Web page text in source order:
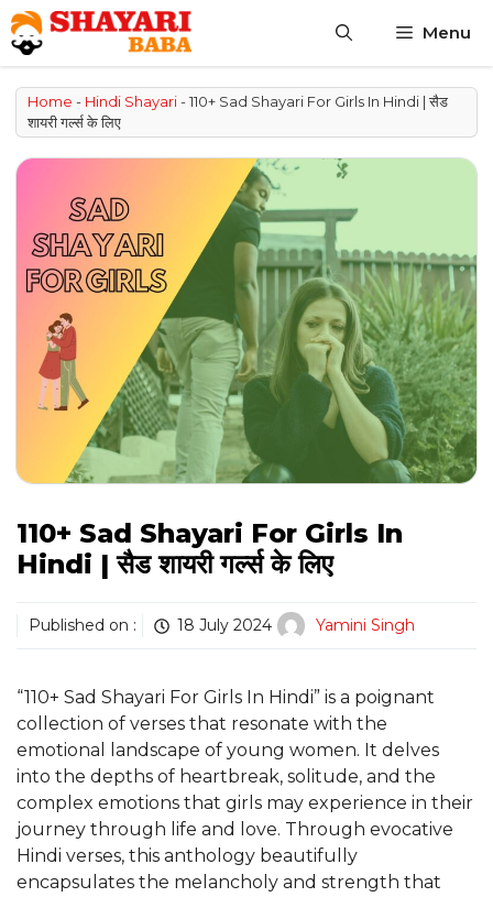
Skip
to
content
Menu
Home - Hindi Shayari-110+ Sad Shayari For Girls In Hindi | सैड
शायरी गर्ल्स के लिए
110+ Sad Shayari For Girls In
Hindi | सैड शायरी गर्ल्स के लिए
Published on : 18 July 2024 Yamini Singh
“110+ Sad Shayari For Girls In Hindi” is a poignant
collection of verses that resonate with the
emotional landscape of young women. It delves
into the depths of heartbreak, solitude, and the
complex emotions that girls may experience in their
journey through life and love. Through evocative
Hindi verses, this anthology beautifully
encapsulates the melancholy and strength that